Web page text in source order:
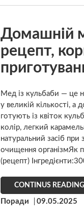
Домашній
рецепт,
Мед із кульбаби — це
у великій кількості,
готують із квіток
колір, легкий
натуральний засіб при
очищення організмЯк
(рецепт)
CONTINUS
Поради 09.05.2025